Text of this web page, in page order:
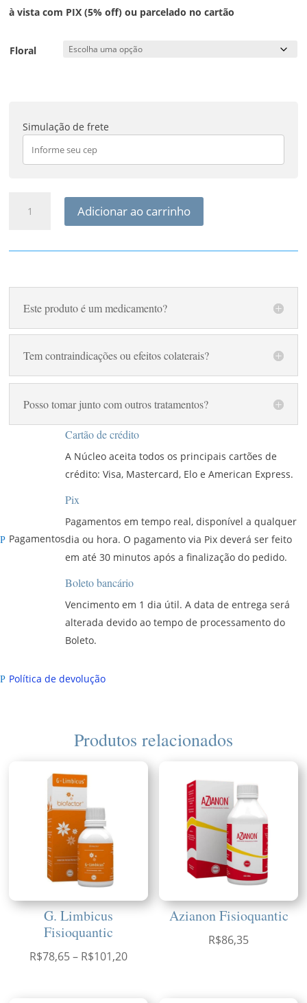
através
à vista com PIX (5% off) ou parcelado no cartão
Floral
Simulação de frete
Fisioquantic
Adicionar ao carrinho
Este produto é um medicamento?
Tem contraindicações ou efeitos colaterais?
Posso tomar junto com outros tratamentos?
P Pagamentos
Cartão de crédito
A Núcleo aceita todos os principais cartões de
crédito: Visa, Mastercard, Elo e American Express.
Pix
Pagamentos em tempo real, disponível a qualquer
dia ou hora. O pagamento via Pix deverá ser feito
em até 30 minutos após a finalização do pedido.
Boleto bancário
Vencimento em 1 dia útil. A data de entrega será
alterada devido ao tempo de processamento do
Boleto.
P Política de devolução
Produtos relacionados
G. Limbicus
Fisioquantic
R$78,65– R$101,20Faixa
Azianon Fisioquantic
R$86,35